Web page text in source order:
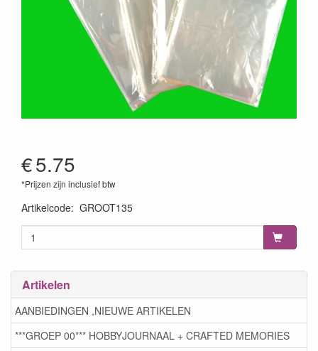
€5.75
*Prijzen zijn inclusief btw
Artikelcode: GROOT135
Artikelen
AANBIEDINGEN ,NIEUWE ARTIKELEN
***GROEP 00*** HOBBYJOURNAAL + CRAFTED MEMORIES